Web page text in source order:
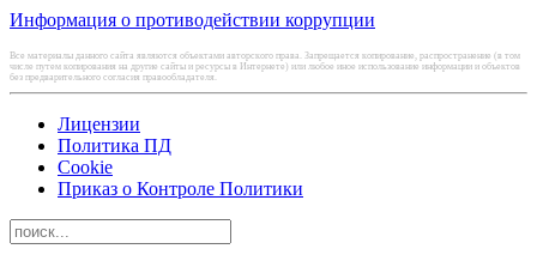
Информация о противодействии коррупции
Все материалы данного сайта являются объектами авторского права. Запрещается копирование, распространение (в том
числе путем копирования на другие сайты и ресурсы в Интернете) или любое иное использование информации и объектов
без предварительного согласия правообладателя.
Лицензии
Политика ПД
Cookie
Приказ о Контроле Политики